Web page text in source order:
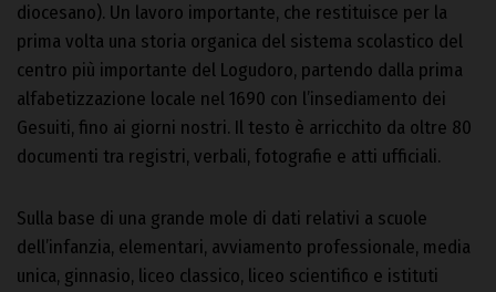
diocesano). Un lavoro importante, che restituisce per la
prima volta una storia organica del sistema scolastico del
centro più importante del Logudoro, partendo dalla prima
alfabetizzazione locale nel 1690 con l’insediamento dei
Gesuiti, fino ai giorni nostri. Il testo è arricchito da oltre 80
documenti tra registri, verbali, fotografie e atti ufficiali.
Sulla base di una grande mole di dati relativi a scuole
dell’infanzia, elementari, avviamento professionale, media
unica, ginnasio, liceo classico, liceo scientifico e istituti